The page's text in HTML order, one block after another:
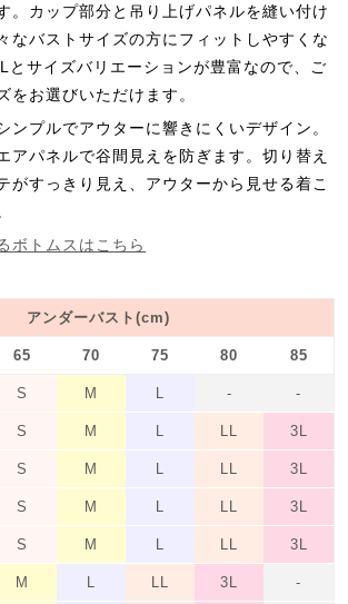
。カップ部分と吊り上げパネルを縫い付け
なバストサイズの方にフィットしやすくな
とサイズバリエーションが豊富なので、ご
をお選びいただけます。
ンプルでアウターに響きにくいデザイン。
アパネルで谷間見えを防ぎます。切り替え
がすっきり見え、アウターから見せる着こ
ボトムスはこちら
アンダーバスト(cm)
65 70 75 80 85
S M L - -
S M L LL 3L
S M L LL 3L
S M L LL 3L
S M L LL 3L
M L LL 3L -